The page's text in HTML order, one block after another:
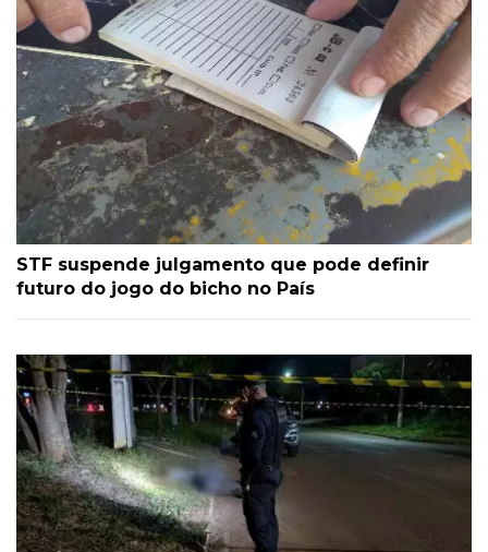
STF suspende julgamento que pode definir
futuro do jogo do bicho no País